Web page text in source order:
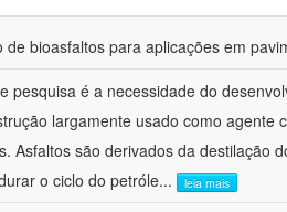
bioasfaltos para aplicações em
pesquisa é a necessidade do
largamente usado como agente
Asfaltos são derivados da destilação
o ciclo do petróle... leia mais